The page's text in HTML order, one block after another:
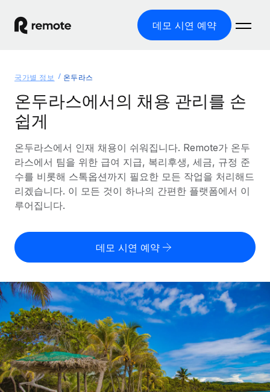
데모 시연 예약
글로벌 고용
글로벌 급여
규정을 준수하며 급여 지급을 손쉽게 처리
기록상 고용주(EOR)
법인 설립 비용 없이 전 세계로 사업을 확장
PEO
복잡한 고용 업무를 아웃소싱
인프라
Remote 통합
HR을 워크플로에 매끄럽게 통합
솔루션
글로벌 서비스 제공
국가별 정보
국가별 글로벌 채용 지원 알아보기
미국 주별 정보
Remote와 다른 솔루션 비교
다른 업체들과 비교해보기
성장 단계
스타트업
성장하는 기업을 위한 민첩한 글로벌 HR 및 급여 솔루션
중견기업
맞춤형 HR 솔루션으로 팀 확장
리소스
도구 및 계산기
오분류 리스크 평가 도구
국가별 총 인건비 계산
글로벌 계약직을 위한 통화 옵션과 지급 소요 시간 확인
REMOTE와 함께 배우기
리서치 및 가이드
사례 연구
요금
한국어
English
Nederlands
Français
Deutsch
Español
로그인
국가별 정보 온두라스
온두라스에서의 채용 관리를 손
쉽게
온두라스에서 인재 채용이 쉬워집니다. Remote가 온두
라스에서 팀을 위한 급여 지급, 복리후생, 세금, 규정 준
수를 비롯해 스톡옵션까지 필요한 모든 작업을 처리해드
리겠습니다. 이 모든 것이 하나의 간편한 플랫폼에서 이
루어집니다.
데모 시연 예약